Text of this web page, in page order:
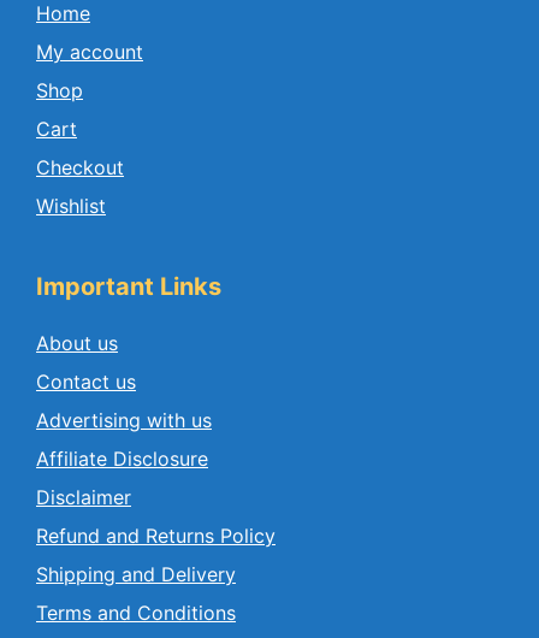
Home
My account
Shop
Cart
Checkout
Wishlist
Important Links
About us
Contact us
Advertising with us
Affiliate Disclosure
Disclaimer
Refund and Returns Policy
Shipping and Delivery
Terms and Conditions